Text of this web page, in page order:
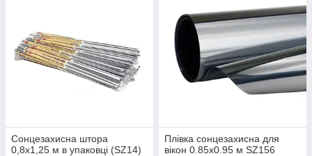
Сонцезахисна штора
0,8х1,25 м в упаковці (SZ14)
Плівка сонцезахисна для
вікон 0.85х0.95 м SZ156